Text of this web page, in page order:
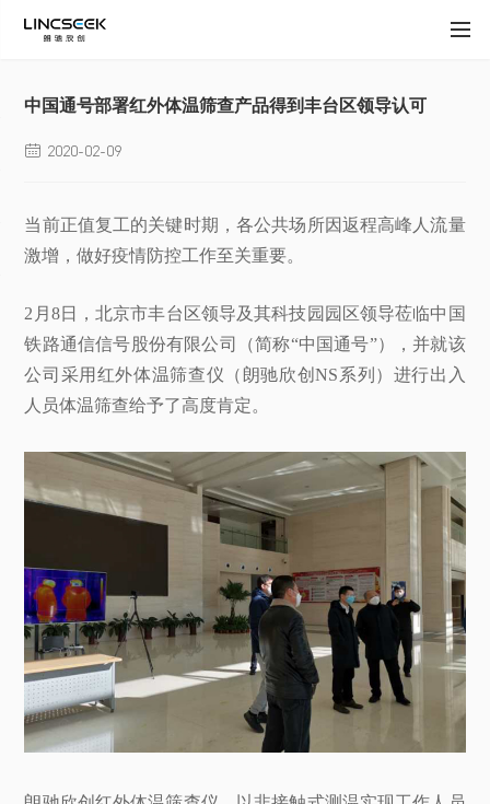
中国通号部署红外体温筛查产品得到丰台区领导认可
 2020-02-09
当前正值复工的关键时期，各公共场所因返程高峰人流量
激增，做好疫情防控工作至关重要。
2月8日，北京市丰台区领导及其科技园园区领导莅临中国
铁路通信信号股份有限公司（简称“中国通号”），并就该
公司采用红外体温筛查仪（朗驰欣创NS系列）进行出入
人员体温筛查给予了高度肯定。